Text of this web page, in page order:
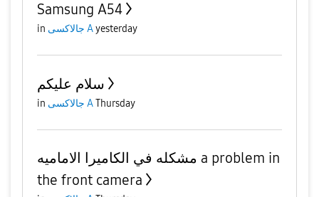
Samsung A54
in جالاكسى Ayesterday
سلام عليكم
in جالاكسى AThursday
مشكله في الكاميرا الاماميه a problem in
the front camera